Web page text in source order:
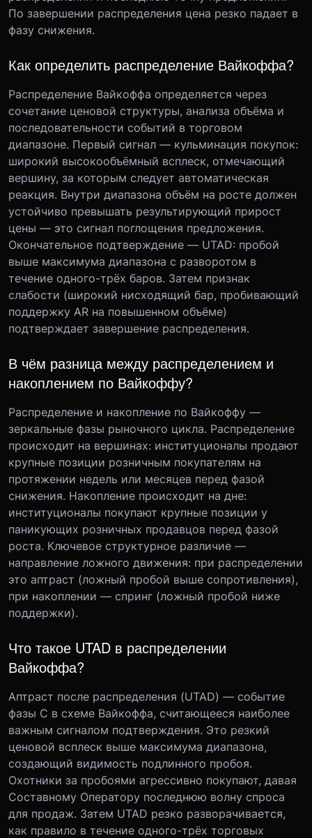
По завершении распределения цена резко падает в
фазу снижения.
Как определить распределение Вайкоффа?
Распределение Вайкоффа определяется через
сочетание ценовой структуры, анализа объёма и
последовательности событий в торговом
диапазоне. Первый сигнал — кульминация покупок:
широкий высокообъёмный всплеск, отмечающий
вершину, за которым следует автоматическая
реакция. Внутри диапазона объём на росте должен
устойчиво превышать результирующий прирост
цены — это сигнал поглощения предложения.
Окончательное подтверждение — UTAD: пробой
выше максимума диапазона с разворотом в
течение одного-трёх баров. Затем признак
слабости (широкий нисходящий бар, пробивающий
поддержку AR на повышенном объёме)
подтверждает завершение распределения.
В чём разница между распределением и
накоплением по Вайкоффу?
Распределение и накопление по Вайкоффу —
зеркальные фазы рыночного цикла. Распределение
происходит на вершинах: институционалы продают
крупные позиции розничным покупателям на
протяжении недель или месяцев перед фазой
снижения. Накопление происходит на дне:
институционалы покупают крупные позиции у
паникующих розничных продавцов перед фазой
роста. Ключевое структурное различие —
направление ложного движения: при распределении
это аптраст (ложный пробой выше сопротивления),
при накоплении — спринг (ложный пробой ниже
поддержки).
Что такое UTAD в распределении
Вайкоффа?
Аптраст после распределения (UTAD) — событие
фазы C в схеме Вайкоффа, считающееся наиболее
важным сигналом подтверждения. Это резкий
ценовой всплеск выше максимума диапазона,
создающий видимость подлинного пробоя.
Охотники за пробоями агрессивно покупают, давая
Составному Оператору последнюю волну спроса
для продаж. Затем UTAD резко разворачивается,
как правило в течение одного-трёх торговых